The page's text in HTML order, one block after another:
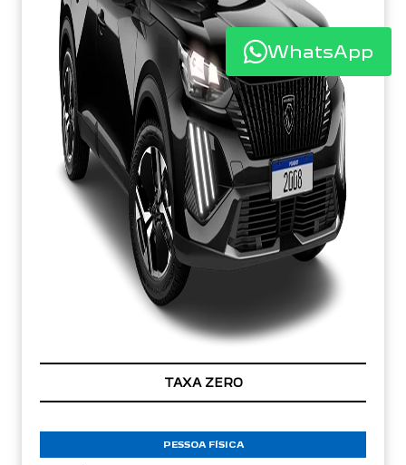
TAXA ZERO
PESSOA FÍSICA
WhatsApp